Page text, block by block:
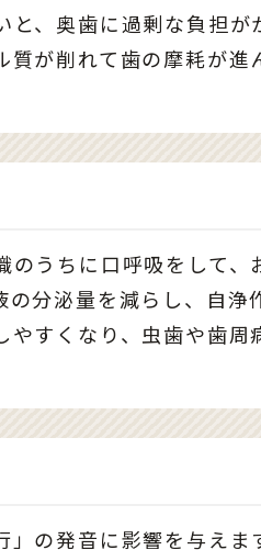
、奥歯に過剰な負担が
が削れて歯の摩耗が進
うちに口呼吸をして、
分泌量を減らし、自浄
すくなり、虫歯や歯周
の発音に影響を与えま